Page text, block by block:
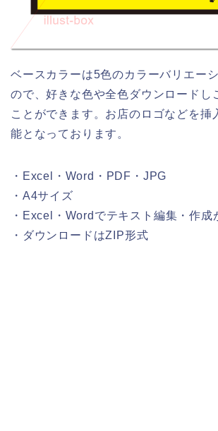
ベースカラーは5色のカラーバリエー
ので、好きな色や全色ダウンロードし
ことができます。お店のロゴなどを挿
能となっております。
・Excel・Word・PDF・JPG
・A4サイズ
・Excel・Wordでテキスト編集・作成
・ダウンロードはZIP形式